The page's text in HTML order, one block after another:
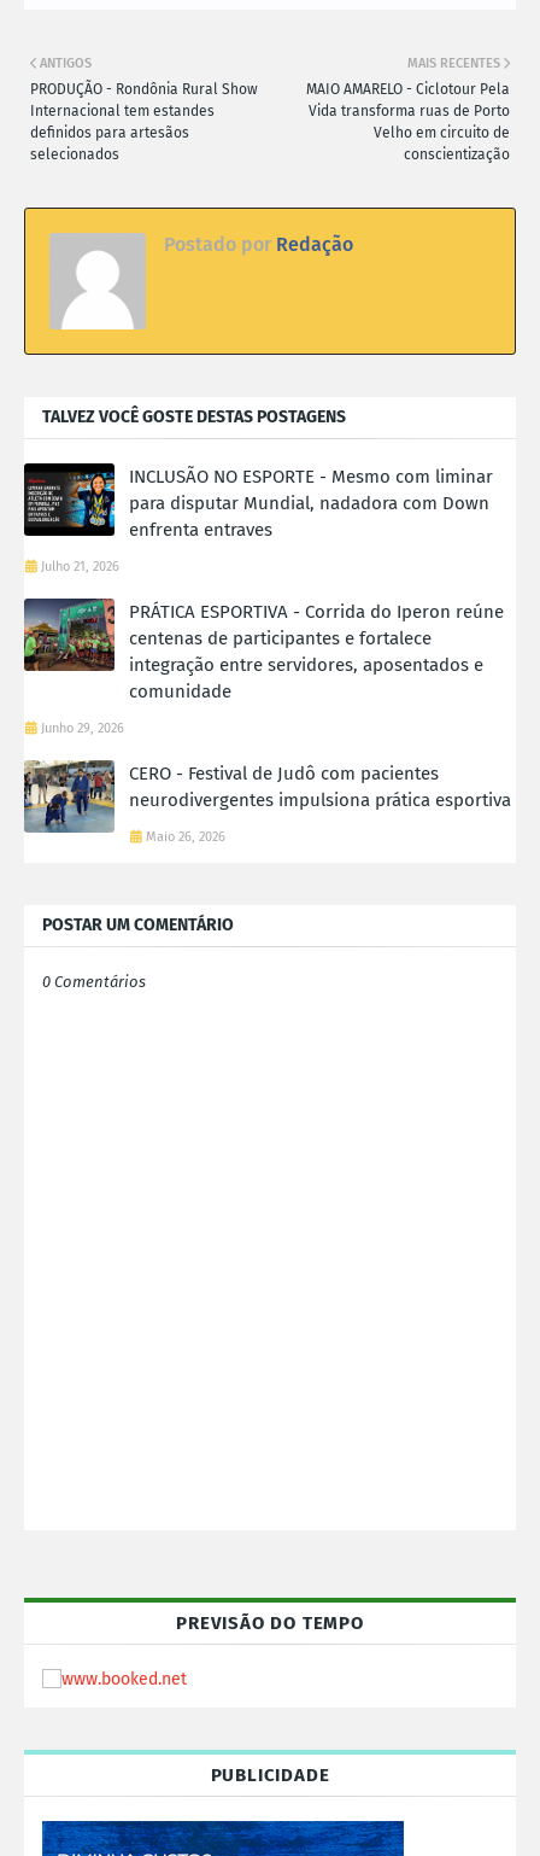
MAIS RECENTES
MAIO AMARELO - Ciclotour Pela
Vida transforma ruas de Porto
Velho em circuito de
conscientização
ANTIGOS
PRODUÇÃO - Rondônia Rural Show
Internacional tem estandes
definidos para artesãos
selecionados
Postado por Redação
TALVEZ VOCÊ GOSTE DESTAS POSTAGENS
INCLUSÃO NO ESPORTE - Mesmo com liminar
para disputar Mundial, nadadora com Down
enfrenta entraves
Julho 21, 2026
PRÁTICA ESPORTIVA - Corrida do Iperon reúne
centenas de participantes e fortalece
integração entre servidores, aposentados e
comunidade
Junho 29, 2026
CERO - Festival de Judô com pacientes
neurodivergentes impulsiona prática esportiva
Maio 26, 2026
POSTAR UM COMENTÁRIO
0 Comentários
PREVISÃO DO TEMPO
PUBLICIDADE